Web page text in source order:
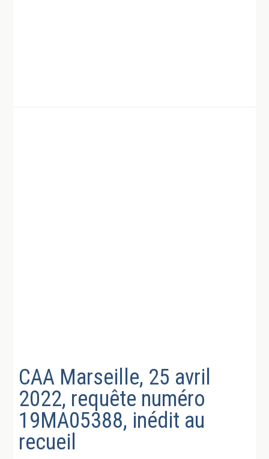
CAA Marseille, 25 avril
2022, requête numéro
19MA05388, inédit au
recueil